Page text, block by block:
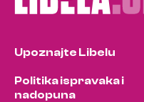
Upoznajte Libelu
Politika ispravaka i
nadopuna